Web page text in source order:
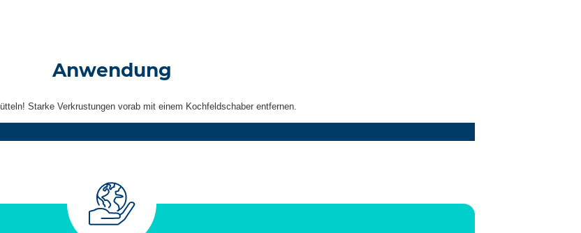
Anwendung
Starke Verkrustungen vorab mit einem Kochfeldschaber entfernen.